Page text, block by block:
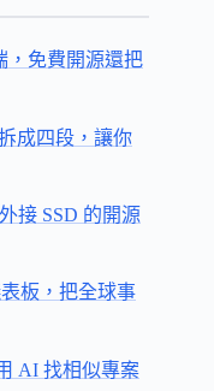
，免費開源還把
成四段，讓你
接 SSD 的開源
板，把全球事
AI 找相似專案